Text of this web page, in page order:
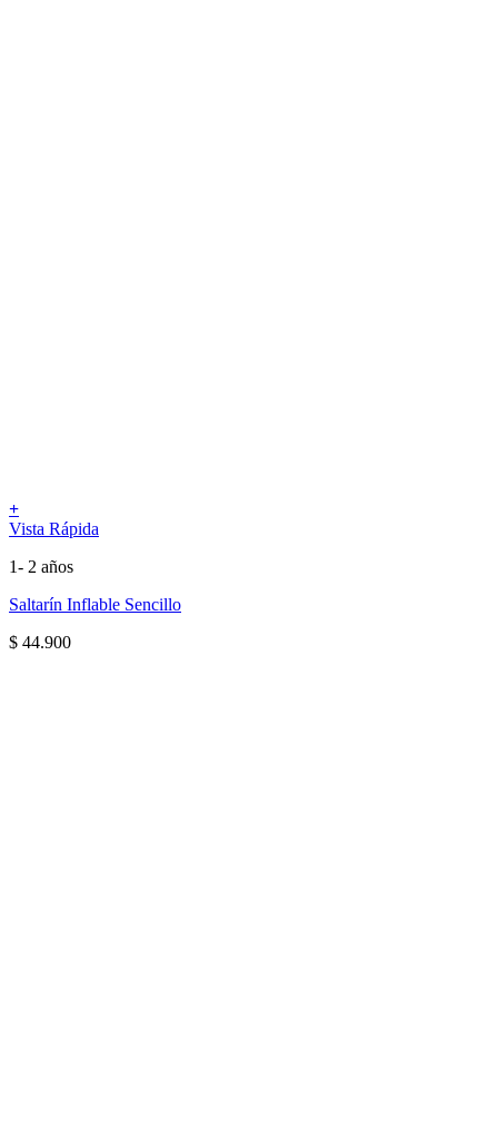
+
Vista Rápida
1- 2 años
Saltarín Inflable Sencillo
$ 44.900